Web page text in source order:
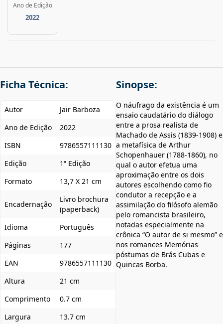
Ano de Edição
2022
Ficha Técnica:
Autor
Jair Barboza
Ano de Edição
2022
ISBN
9786557111130
Edição
1ª Edição
Formato
13,7 X 21 cm
Encadernação
Livro brochura
(paperback)
Idioma
Português
Páginas
177
EAN
9786557111130
Altura
21 cm
Comprimento
0.7 cm
Largura
13.7 cm
Sinopse:
O náufrago da existência é um
ensaio caudatário do diálogo
entre a prosa realista de
Machado de Assis (1839-1908) e
a metafísica de Arthur
Schopenhauer (1788-1860), no
qual o autor efetua uma
aproximação entre os dois
autores escolhendo como fio
condutor a recepção e a
assimilação do filósofo alemão
pelo romancista brasileiro,
notadas especialmente na
crônica “O autor de si mesmo” e
nos romances Memórias
póstumas de Brás Cubas e
Quincas Borba.